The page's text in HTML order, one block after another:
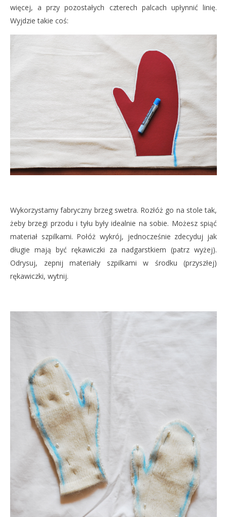
więcej, a przy pozostałych czterech palcach upłynnić linię.
Wyjdzie takie coś:
Wykorzystamy fabryczny brzeg swetra. Rozłóż go na stole tak,
żeby brzegi przodu i tyłu były idealnie na sobie. Możesz spiąć
materiał szpilkami. Połóż wykrój, jednocześnie zdecyduj jak
długie mają być rękawiczki za nadgarstkiem (patrz wyżej).
Odrysuj, zepnij materiały szpilkami w środku (przyszłej)
rękawiczki, wytnij.